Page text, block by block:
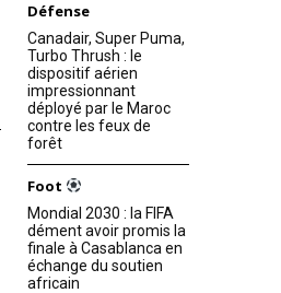
Défense
Canadair, Super Puma,
Turbo Thrush : le
dispositif aérien
impressionnant
déployé par le Maroc
contre les feux de
forêt
Foot
Mondial 2030 : la FIFA
dément avoir promis la
finale à Casablanca en
échange du soutien
africain